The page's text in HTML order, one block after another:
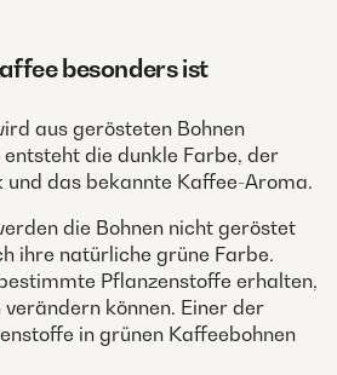
besonders ist
aus gerösteten Bohnen
die dunkle Farbe, der
und das bekannte Kaffee-Aroma.
die Bohnen nicht geröstet
ihre natürliche grüne Farbe.
Pflanzenstoffe erhalten,
können. Einer der
in grünen Kaffeebohnen